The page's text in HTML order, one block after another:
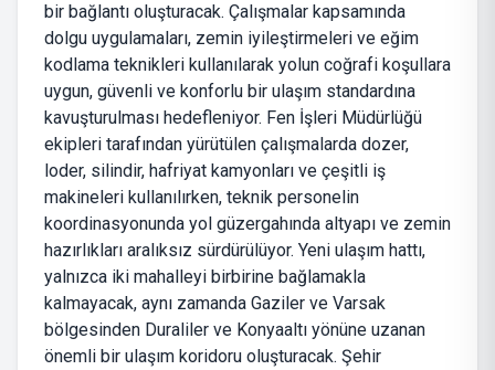
bir bağlantı oluşturacak. Çalışmalar kapsamında
dolgu uygulamaları, zemin iyileştirmeleri ve eğim
kodlama teknikleri kullanılarak yolun coğrafi koşullara
uygun, güvenli ve konforlu bir ulaşım standardına
kavuşturulması hedefleniyor. Fen İşleri Müdürlüğü
ekipleri tarafından yürütülen çalışmalarda dozer,
loder, silindir, hafriyat kamyonları ve çeşitli iş
makineleri kullanılırken, teknik personelin
koordinasyonunda yol güzergahında altyapı ve zemin
hazırlıkları aralıksız sürdürülüyor. Yeni ulaşım hattı,
yalnızca iki mahalleyi birbirine bağlamakla
kalmayacak, aynı zamanda Gaziler ve Varsak
bölgesinden Duraliler ve Konyaaltı yönüne uzanan
önemli bir ulaşım koridoru oluşturacak. Şehir